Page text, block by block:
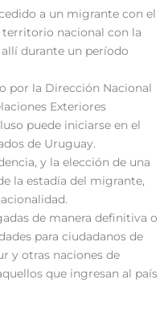
a un migrante con el
nacional con la
durante un período
por la Dirección Nacional
Exteriores
puede iniciarse en el
de Uruguay.
y la elección de una
la estadía del migrante,
de manera definitiva o
para ciudadanos de
y otras naciones de
que ingresan al país